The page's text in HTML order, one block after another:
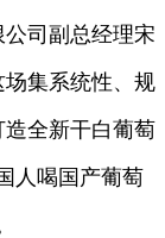
司副总经理宋
集系统性、规
全新干白葡萄
人喝国产葡萄